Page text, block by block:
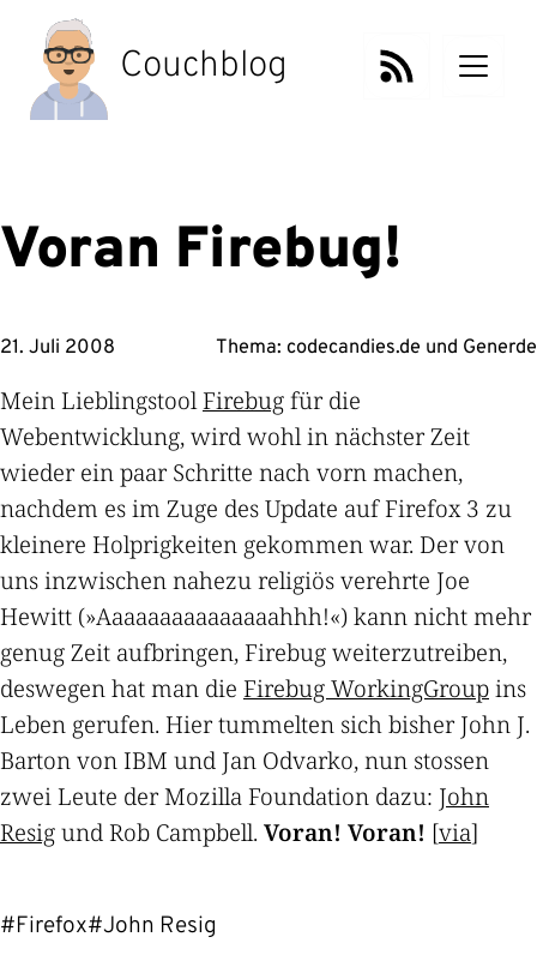
Inhalt
springen
Couchblog
Voran Firebug!
21. Juli 2008 Thema: codecandies.de und Generde
Mein LieblingstoolFirebugfür die
Webentwicklung, wird wohl in nächster Zeit
wieder ein paar Schritte nach vorn machen,
nachdem es im Zuge des Update auf Firefox 3 zu
kleinere Holprigkeiten gekommen war. Der von
uns inzwischen nahezu religiös verehrte Joe
Hewitt (»Aaaaaaaaaaaaaaahhh!«) kann nicht mehr
genug Zeit aufbringen, Firebug weiterzutreiben,
deswegen hat man die Firebug WorkingGroupins
Leben gerufen. Hier tummelten sich bisher John J.
Barton von IBM und Jan Odvarko, nun stossen
zwei Leute der Mozilla Foundation dazu: John
Resigund Rob Campbell. Voran! Voran! [via]
#Firefox#John Resig